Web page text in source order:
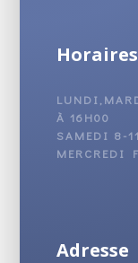
Horaires
À 16H00
SAMEDI 8-
MERCREDI
Adresse